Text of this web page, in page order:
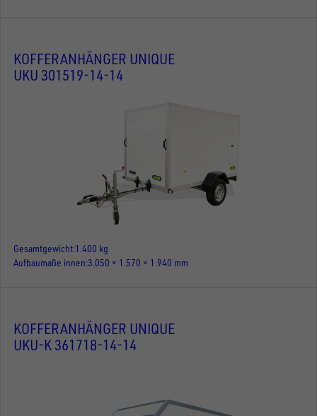
KOFFERANHÄNGER UNIQUE
UKU 301519-14-14
Gesamtgewicht 1.400 kg
Aufbaumaße innen 3.050 × 1.570 × 1.940 mm
KOFFERANHÄNGER UNIQUE
UKU-K 361718-14-14